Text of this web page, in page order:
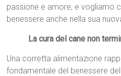
passione e amore, e vogliamo
benessere anche nella sua
La cura del cane non
Una corretta alimentazione
fondamentale del benessere